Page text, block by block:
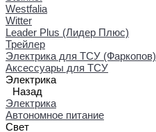
Westfalia
Witter
Leader Plus (Лидер Плюс)
Трейлер
Электрика для ТСУ (Фаркопов)
Аксессуары для ТСУ
Электрика
Назад
Электрика
Автономное питание
Свет